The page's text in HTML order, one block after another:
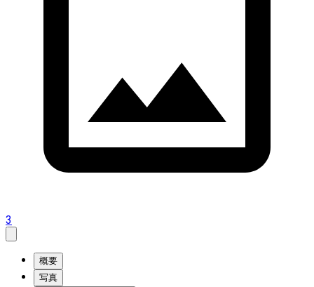
3
概要
写真